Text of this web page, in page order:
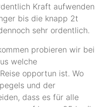
Kraft aufwenden
bis die knapp 2t
sehr ordentlich.
probieren wir bei
welche
opportun ist. Wo
und der
dass es für alle